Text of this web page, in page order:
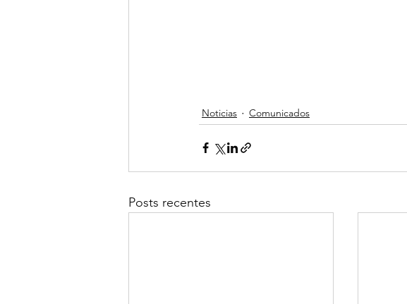
Noticias Comunicados
Posts recentes